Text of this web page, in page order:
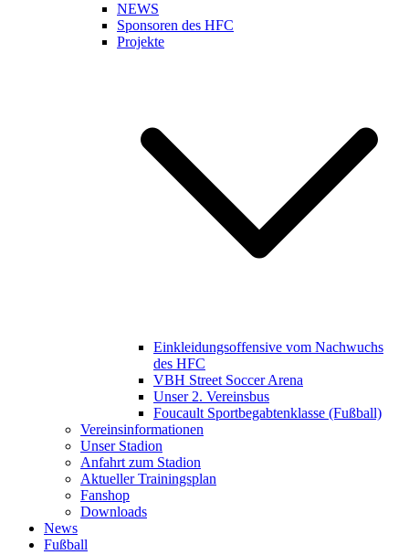
NEWS
Sponsoren des HFC
Projekte
Einkleidungsoffensive vom Nachwuchs
des HFC
VBH Street Soccer Arena
Unser 2. Vereinsbus
Foucault Sportbegabtenklasse (Fußball)
Vereinsinformationen
Unser Stadion
Anfahrt zum Stadion
Aktueller Trainingsplan
Fanshop
Downloads
News
Fußball